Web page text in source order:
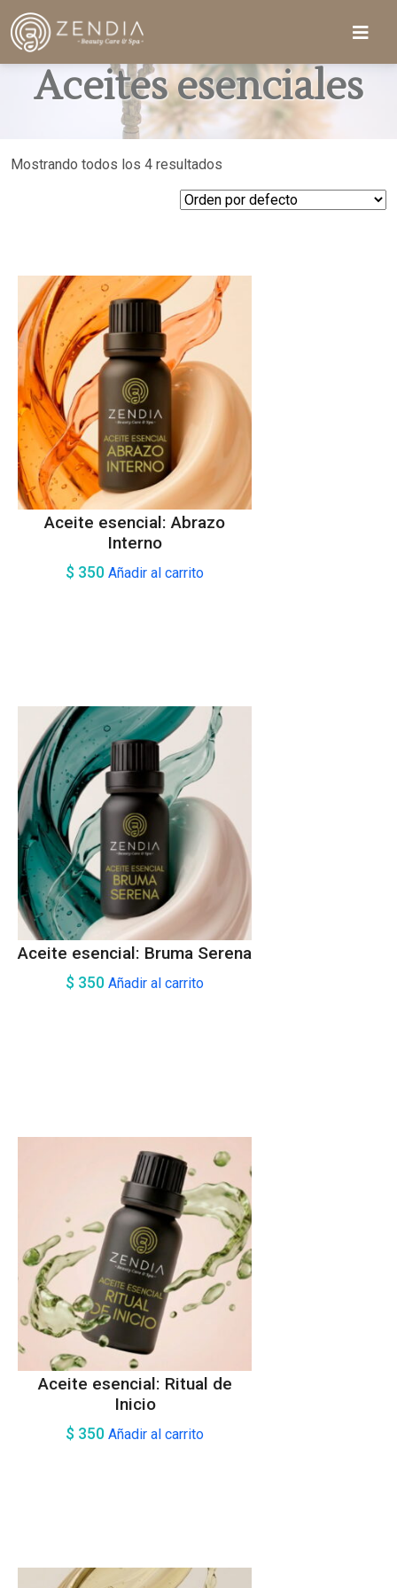
Aceites esenciales
Mostrando todos los 4 resultados
Aceite esencial: Abrazo
Interno
$ 350 Añadir al carrito
Aceite esencial: Bruma Serena
$ 350 Añadir al carrito
Aceite esencial: Ritual de
Inicio
$ 350 Añadir al carrito